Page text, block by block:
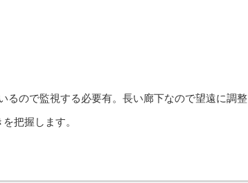
るので監視する必要有。長い廊下なので望遠に調整
把握します。